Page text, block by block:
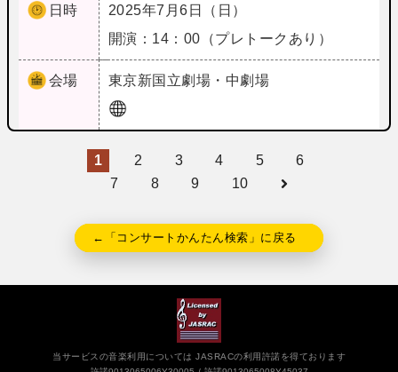
日時
2025年7月6日（日）
開演：14：00（プレトークあり）
会場 東京新国立劇場・中劇場
1 2 3 4 5
6
7
8 9 10
←「コンサートかんたん検索」に戻る
当サービスの音楽利用については JASRACの利用許諾を得ております